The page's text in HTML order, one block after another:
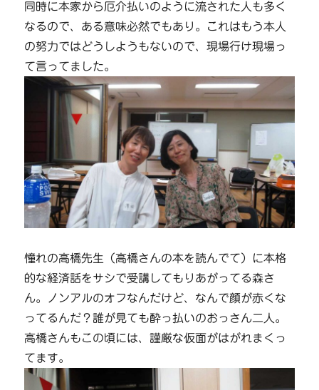
同時に本家から厄介払いのように流された人も多く
なるので、ある意味必然でもあり。これはもう本人
の努力ではどうしようもないので、現場行け現場っ
て言ってました。
憧れの高橋先生（高橋さんの本を読んでて）に本格
的な経済話をサシで受講してもりあがってる森さ
ん。ノンアルのオフなんだけど、なんで顔が赤くな
ってるんだ？誰が見ても酔っ払いのおっさん二人。
高橋さんもこの頃には、謹厳な仮面がはがれまくっ
てます。